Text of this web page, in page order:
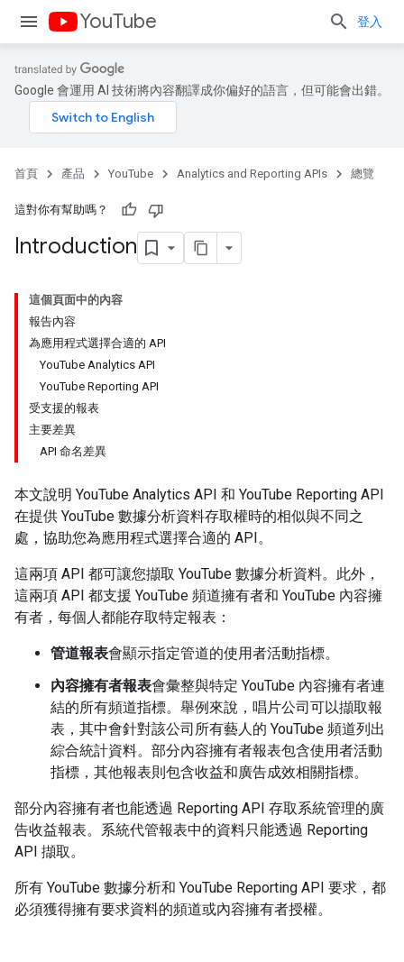
YouTube 登入
Google 會運用 AI 技術將內容翻譯成你偏好的語言，但可能會出錯。
首頁 產品 YouTube Analytics and Reporting APIs 總覽
這對你有幫助嗎？
Introduction
這個頁面中的內容
報告內容
為應用程式選擇合適的 API
YouTube Analytics API
YouTube Reporting API
受支援的報表
主要差異
API 命名差異
本文說明 YouTube Analytics API 和 YouTube Reporting API
在提供 YouTube 數據分析資料存取權時的相似與不同之
處，協助您為應用程式選擇合適的 API。
這兩項 API 都可讓您擷取 YouTube 數據分析資料。此外，
這兩項 API 都支援 YouTube 頻道擁有者和 YouTube 內容擁
有者，每個人都能存取特定報表：
管道報表會顯示指定管道的使用者活動指標。
內容擁有者報表會彙整與特定 YouTube 內容擁有者連
結的所有頻道指標。舉例來說，唱片公司可以擷取報
表，其中會針對該公司所有藝人的 YouTube 頻道列出
綜合統計資料。部分內容擁有者報表包含使用者活動
指標，其他報表則包含收益和廣告成效相關指標。
部分內容擁有者也能透過 Reporting API 存取系統管理的廣
告收益報表。系統代管報表中的資料只能透過 Reporting
API 擷取。
所有 YouTube 數據分析和 YouTube Reporting API 要求，都
必須獲得擁有要求資料的頻道或內容擁有者授權。